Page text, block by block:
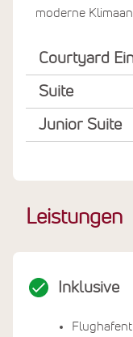
moderne
Courtyard
Suite
Junior Suite
Leistungen
Inklusive